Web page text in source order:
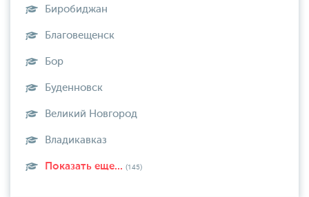
Биробиджан
Благовещенск
Бор
Буденновск
Великий Новгород
Владикавказ
Показать еще... (145)